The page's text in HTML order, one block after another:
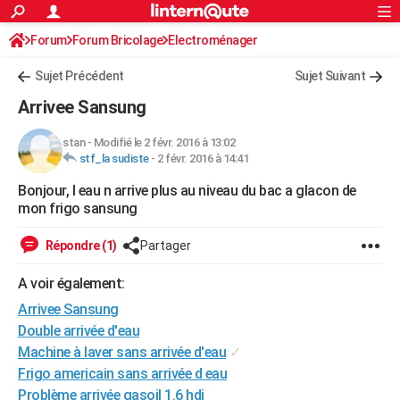
ACTUALITÉS
Politique
Société
Faits Divers
Education
Monde
Villes
+
FINANCE
Retraite
Impôts
Epargne
Immobilier
Risques naturels par ville
Banque
Assurance
Crédit
AUTO
Essais
Réserver un essai
Citadines
Berlines
SUV
Forum auto
+HIGH-TECH
Mobiles
Meilleur smartphone
Internet
Ordinateurs
Jeux vidéo
Guide high-tech
BRICOLAGE
WEEK-END
Guides de France
Escapades
Patrimoine
Expositions
Musées
Week-end nature
+LIFESTYLE
Art de vivre
Bien-être
Loisirs
ModeModes de vie
SANTE
Alimentation
Guide de la santé
Maladies
Médicaments
Sommeil
VOYAGE
S'inscrire
Connexion
Forum Forum Bricolage Electroménager
Sujet Précédent Sujet Suivant
Arrivee Sansung
stan- Modifié le 2 févr. 2016 à 13:02
stf_la sudiste- 2 févr. 2016 à 14:41
Bonjour, l eau n arrive plus au niveau du bac a glacon de
mon frigo sansung
Répondre (1) Partager
A voir également:
Arrivee Sansung
Double arrivée d'eau
Machine à laver sans arrivée d'eau ✓
Frigo americain sans arrivée d eau
Problème arrivée gasoil 1.6 hdi